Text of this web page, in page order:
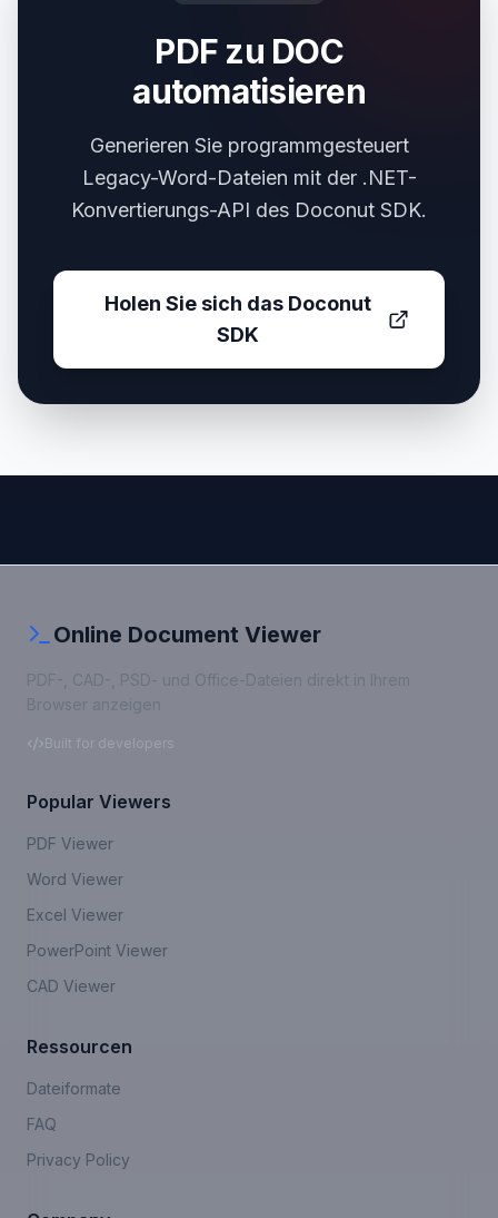
PDF zu DOC
automatisieren
Generieren Sie programmgesteuert
Legacy-Word-Dateien mit der .NET-
Konvertierungs-API des Doconut SDK.
Holen Sie sich das Doconut
SDK
Online Document Viewer
PDF-, CAD-, PSD- und Office-Dateien direkt in Ihrem
Browser anzeigen
Built for developers
Popular Viewers
PDF Viewer
Word Viewer
Excel Viewer
PowerPoint Viewer
CAD Viewer
Ressourcen
Dateiformate
FAQ
Privacy Policy